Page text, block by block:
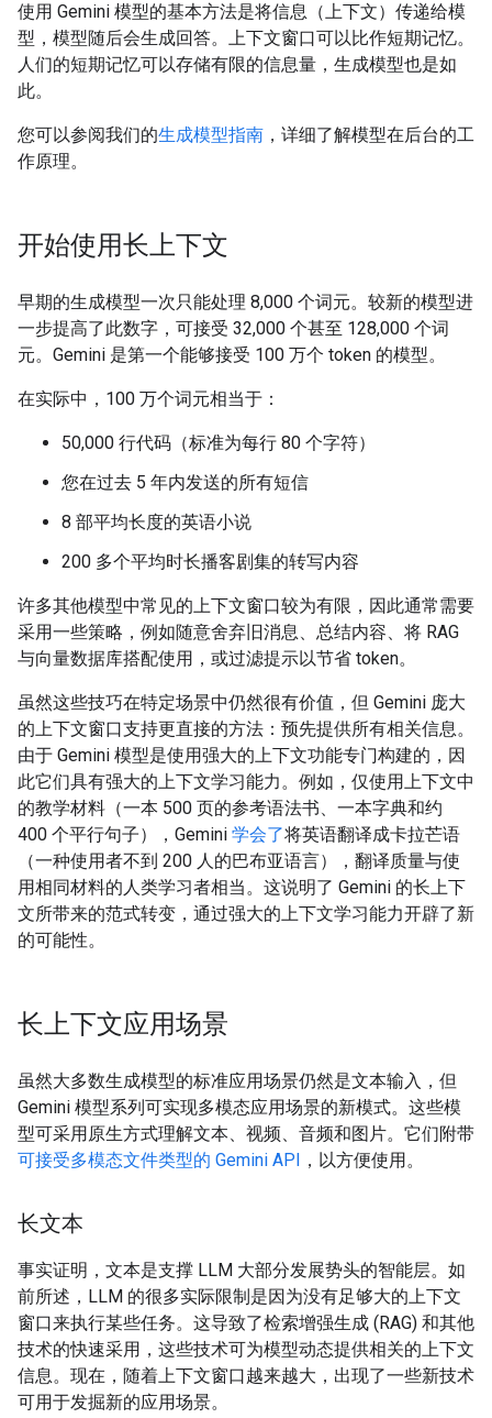
使用 Gemini 模型的基本方法是将信息（上下文）传递给模
型，模型随后会生成回答。上下文窗口可以比作短期记忆。
人们的短期记忆可以存储有限的信息量，生成模型也是如
此。
您可以参阅我们的生成模型指南 ，详细了解模型在后台的工
作原理。
开始使用长上下文
早期的生成模型一次只能处理 8,000 个词元。较新的模型进
一步提高了此数字，可接受 32,000 个甚至 128,000 个词
元。Gemini 是第一个能够接受 100 万个 token 的模型。
在实际中，100 万个词元相当于：
50,000 行代码（标准为每行 80 个字符）
您在过去 5 年内发送的所有短信
8 部平均长度的英语小说
200 多个平均时长播客剧集的转写内容
许多其他模型中常见的上下文窗口较为有限，因此通常需要
采用一些策略，例如随意舍弃旧消息、总结内容、将 RAG
与向量数据库搭配使用，或过滤提示以节省 token。
虽然这些技巧在特定场景中仍然很有价值，但 Gemini 庞大
的上下文窗口支持更直接的方法：预先提供所有相关信息。
由于 Gemini 模型是使用强大的上下文功能专门构建的，因
此它们具有强大的上下文学习能力。例如，仅使用上下文中
的教学材料（一本 500 页的参考语法书、一本字典和约
400 个平行句子），Gemini 学会了将英语翻译成卡拉芒语
（一种使用者不到 200 人的巴布亚语言），翻译质量与使
用相同材料的人类学习者相当。这说明了 Gemini 的长上下
文所带来的范式转变，通过强大的上下文学习能力开辟了新
的可能性。
长上下文应用场景
虽然大多数生成模型的标准应用场景仍然是文本输入，但
Gemini 模型系列可实现多模态应用场景的新模式。这些模
型可采用原生方式理解文本、视频、音频和图片。它们附带
可接受多模态文件类型的 Gemini API ，以方便使用。
长文本
事实证明，文本是支撑 LLM 大部分发展势头的智能层。如
前所述，LLM 的很多实际限制是因为没有足够大的上下文
窗口来执行某些任务。这导致了检索增强生成 (RAG) 和其他
技术的快速采用，这些技术可为模型动态提供相关的上下文
信息。现在，随着上下文窗口越来越大，出现了一些新技术
可用于发掘新的应用场景。